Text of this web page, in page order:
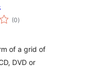
(0total
ratings
)
of a grid of
DVD or